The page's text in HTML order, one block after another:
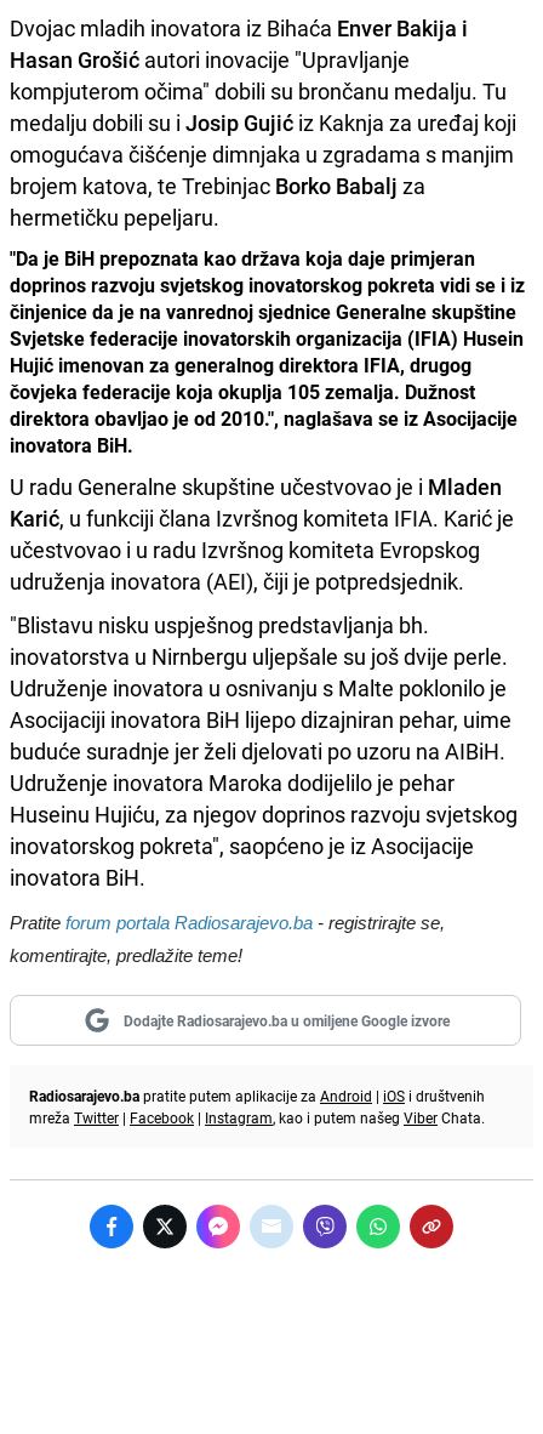
Dvojac mladih inovatora iz Bihaća Enver Bakija i
Hasan Grošić autori inovacije "Upravljanje
kompjuterom očima" dobili su brončanu medalju. Tu
medalju dobili su i Josip Gujić iz Kaknja za uređaj koji
omogućava čišćenje dimnjaka u zgradama s manjim
brojem katova, te Trebinjac Borko Babalj za
hermetičku pepeljaru.
"Da je BiH prepoznata kao država koja daje primjeran
doprinos razvoju svjetskog inovatorskog pokreta vidi se i iz
činjenice da je na vanrednoj sjednice Generalne skupštine
Svjetske federacije inovatorskih organizacija (IFIA) Husein
Hujić imenovan za generalnog direktora IFIA, drugog
čovjeka federacije koja okuplja 105 zemalja. Dužnost
direktora obavljao je od 2010.", naglašava se iz Asocijacije
inovatora BiH.
U radu Generalne skupštine učestvovao je i Mladen
Karić, u funkciji člana Izvršnog komiteta IFIA. Karić je
učestvovao i u radu Izvršnog komiteta Evropskog
udruženja inovatora (AEI), čiji je potpredsjednik.
"Blistavu nisku uspješnog predstavljanja bh.
inovatorstva u Nirnbergu uljepšale su još dvije perle.
Udruženje inovatora u osnivanju s Malte poklonilo je
Asocijaciji inovatora BiH lijepo dizajniran pehar, uime
buduće suradnje jer želi djelovati po uzoru na AIBiH.
Udruženje inovatora Maroka dodijelilo je pehar
Huseinu Hujiću, za njegov doprinos razvoju svjetskog
inovatorskog pokreta", saopćeno je iz Asocijacije
inovatora BiH.
Pratite forum portala Radiosarajevo.ba - registrirajte se,
komentirajte, predlažite teme!
Dodajte Radiosarajevo.ba u omiljene Google izvore
Radiosarajevo.bapratite putem aplikacije za Android | iOS i društvenih
mreža Twitter | Facebook | Instagram, kao i putem našeg ViberChata.